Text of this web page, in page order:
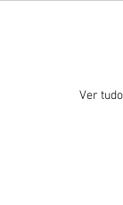
Ver tudo